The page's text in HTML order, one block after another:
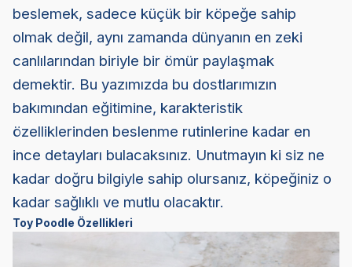
beslemek, sadece küçük bir köpeğe sahip
olmak değil, aynı zamanda dünyanın en zeki
canlılarından biriyle bir ömür paylaşmak
demektir. Bu yazımızda bu dostlarımızın
bakımından eğitimine, karakteristik
özelliklerinden beslenme rutinlerine kadar en
ince detayları bulacaksınız. Unutmayın ki siz ne
kadar doğru bilgiyle sahip olursanız, köpeğiniz o
kadar sağlıklı ve mutlu olacaktır.
Toy Poodle Özellikleri